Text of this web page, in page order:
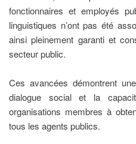
fonctionnaires et employés
linguistiques n’ont pas été
ainsi pleinement garanti et
secteur public.
Ces avancées démontrent
dialogue social et la
organisations membres à
tous les agents publics.